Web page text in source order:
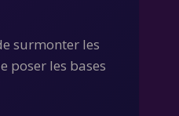
surmonter les
poser les bases